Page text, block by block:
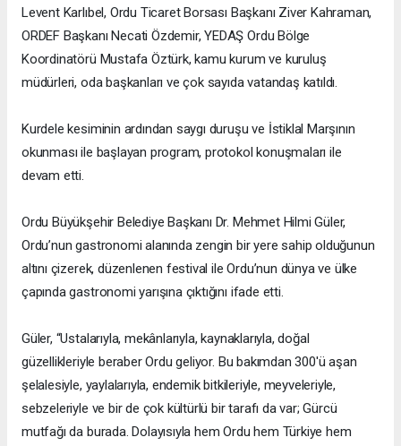
Levent Karlıbel, Ordu Ticaret Borsası Başkanı Ziver Kahraman,
ORDEF Başkanı Necati Özdemir, YEDAŞ Ordu Bölge
Koordinatörü Mustafa Öztürk, kamu kurum ve kuruluş
müdürleri, oda başkanları ve çok sayıda vatandaş katıldı.
Kurdele kesiminin ardından saygı duruşu ve İstiklal Marşının
okunması ile başlayan program, protokol konuşmaları ile
devam etti.
Ordu Büyükşehir Belediye Başkanı Dr. Mehmet Hilmi Güler,
Ordu’nun gastronomi alanında zengin bir yere sahip olduğunun
altını çizerek, düzenlenen festival ile Ordu’nun dünya ve ülke
çapında gastronomi yarışına çıktığını ifade etti.
Güler, “Ustalarıyla, mekânlarıyla, kaynaklarıyla, doğal
güzellikleriyle beraber Ordu geliyor. Bu bakımdan 300'ü aşan
şelalesiyle, yaylalarıyla, endemik bitkileriyle, meyveleriyle,
sebzeleriyle ve bir de çok kültürlü bir tarafı da var; Gürcü
mutfağı da burada. Dolayısıyla hem Ordu hem Türkiye hem